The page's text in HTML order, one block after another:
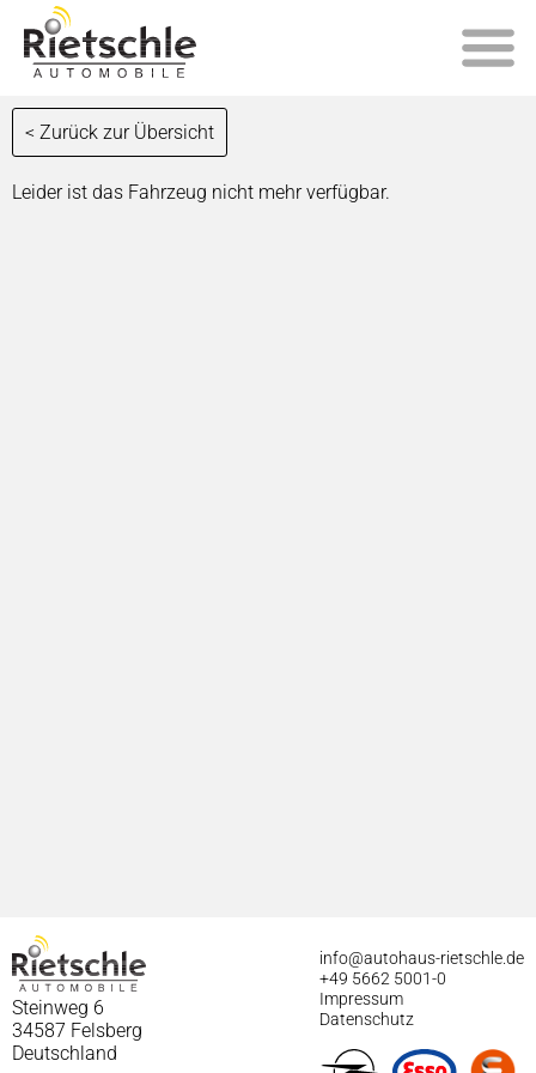
< Zurück zur Übersicht
Leider ist das Fahrzeug nicht mehr verfügbar.
Steinweg 6
34587 Felsberg
Deutschland
info@autohaus-rietschle.de
+49 5662 5001-0
Impressum
Datenschutz